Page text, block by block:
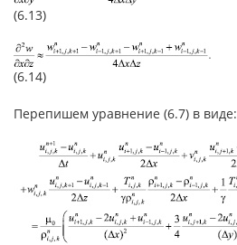
(6.13)
(6.14)
Перепишем уравнение (6.7) в виде: